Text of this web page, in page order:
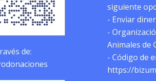
de:
siguiente
- Enviar
-
Animales de
- Código de
https://